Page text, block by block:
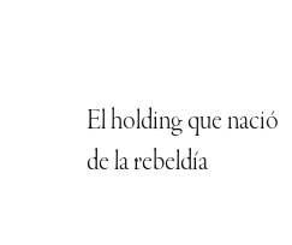
El holding que nació
de la rebeldía